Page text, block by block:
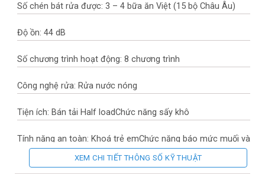
Số chén bát rửa được: 3 – 4 bữa ăn Việt (15 bộ Châu Âu)
Độ ồn: 44 dB
Số chương trình hoạt động: 8 chương trình
Công nghệ rửa: Rửa nước nóng
Tiện ích: Bán tải Half loadChức năng sấy khô
Tính năng an toàn: Khoá trẻ emChức năng báo mức muối và
chất tẩy rửa
XEM CHI TIẾT THÔNG SỐ KỸ THUẬT